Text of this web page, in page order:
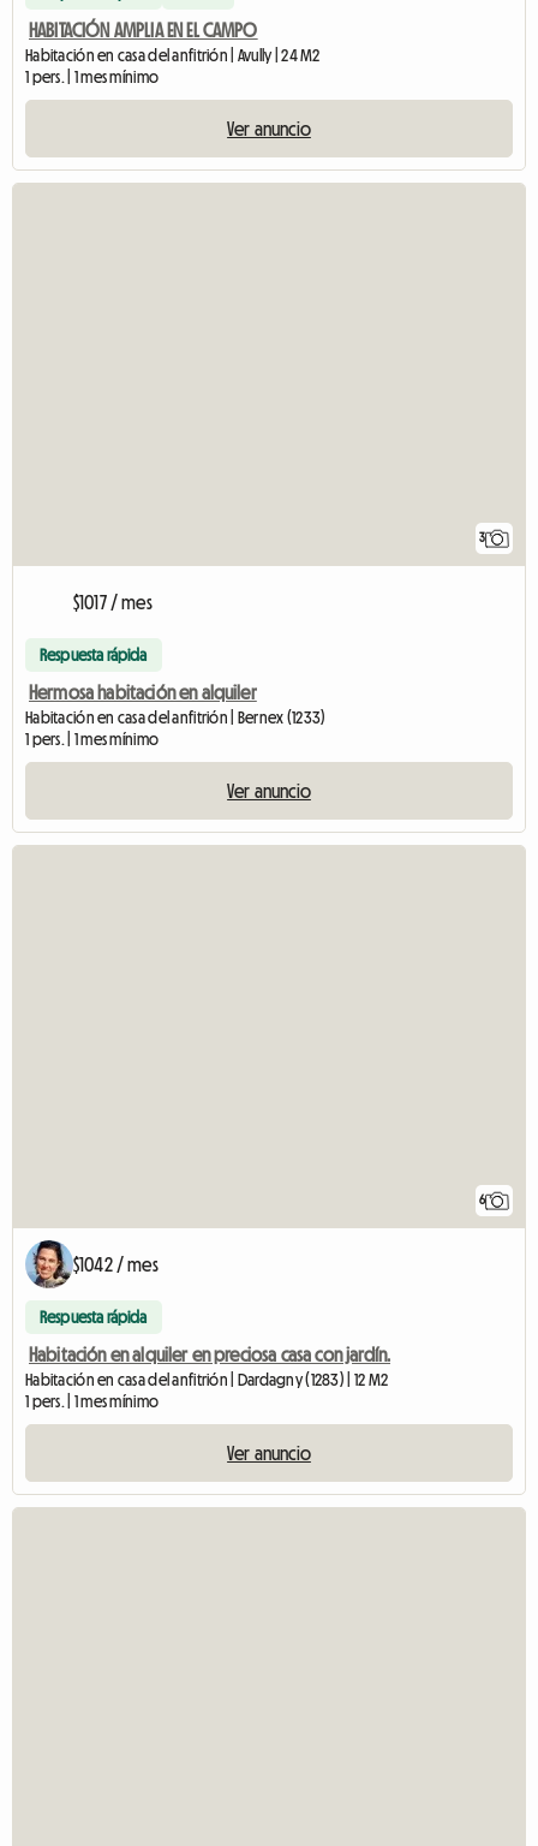
HABITACIÓN AMPLIA EN EL CAMPO
Habitación en casa del anfitrión | Avully | 24 M2
1 pers. | 1 mes mínimo
Ver anuncio
3
$1017 / mes
Respuesta rápida
Hermosa habitación en alquiler
Habitación en casa del anfitrión | Bernex (1233)
1 pers. | 1 mes mínimo
Ver anuncio
6
$1042 / mes
Respuesta rápida
Habitación en alquiler en preciosa casa con jardín.
Habitación en casa del anfitrión | Dardagny (1283) | 12 M2
1 pers. | 1 mes mínimo
Ver anuncio